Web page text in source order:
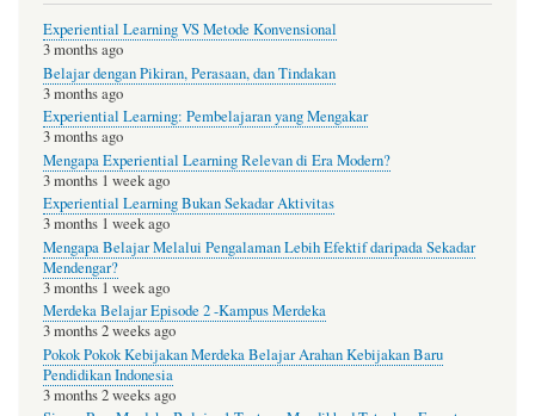
Experiential Learning VS Metode Konvensional
3 months ago
Belajar dengan Pikiran, Perasaan, dan Tindakan
3 months ago
Experiential Learning: Pembelajaran yang Mengakar
3 months ago
Mengapa Experiential Learning Relevan di Era Modern?
3 months 1 week ago
Experiential Learning Bukan Sekadar Aktivitas
3 months 1 week ago
Mengapa Belajar Melalui Pengalaman Lebih Efektif daripada Sekadar
Mendengar?
3 months 1 week ago
Merdeka Belajar Episode 2 -Kampus Merdeka
3 months 2 weeks ago
Pokok Pokok Kebijakan Merdeka Belajar Arahan Kebijakan Baru
Pendidikan Indonesia
3 months 2 weeks ago